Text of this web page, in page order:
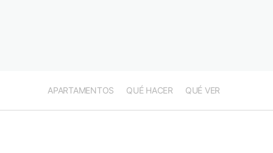
APARTAMENTOS QUÉ HACER QUÉ VER